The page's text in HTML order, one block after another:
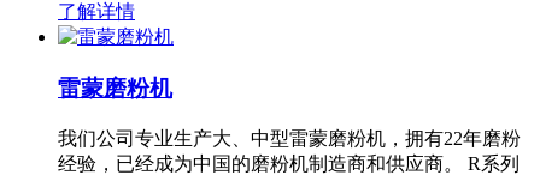
了解详情
雷蒙磨粉机
我们公司专业生产大、中型雷蒙磨粉机，拥有22年磨粉
经验，已经成为中国的磨粉机制造商和供应商。 R系列